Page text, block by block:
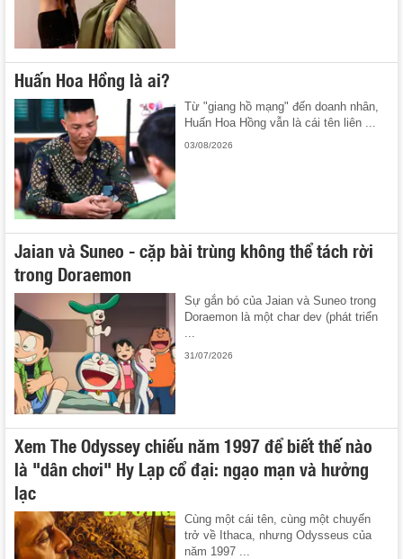
Huấn Hoa Hồng là ai?
Từ "giang hồ mạng" đến doanh nhân,
Huấn Hoa Hồng vẫn là cái tên liên ...
03/08/2026
Jaian và Suneo - cặp bài trùng không thể tách rời
trong Doraemon
Sự gắn bó của Jaian và Suneo trong
Doraemon là một char dev (phát triển
...
31/07/2026
Xem The Odyssey chiếu năm 1997 để biết thế nào
là "dân chơi" Hy Lạp cổ đại: ngạo mạn và hưởng
lạc
Cùng một cái tên, cùng một chuyến
trở về Ithaca, nhưng Odysseus của
năm 1997 ...